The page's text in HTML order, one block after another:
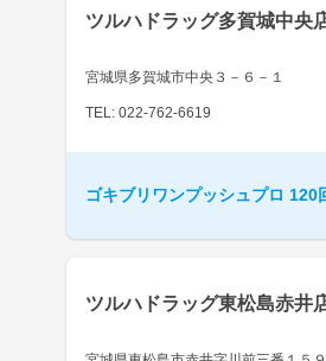
ツルハドラッグ多賀城中央
宮城県多賀城市中央３－６－１
TEL: 022-762-6619
ゴキブリワンプッシュプロ 120
ツルハドラッグ東松島赤井